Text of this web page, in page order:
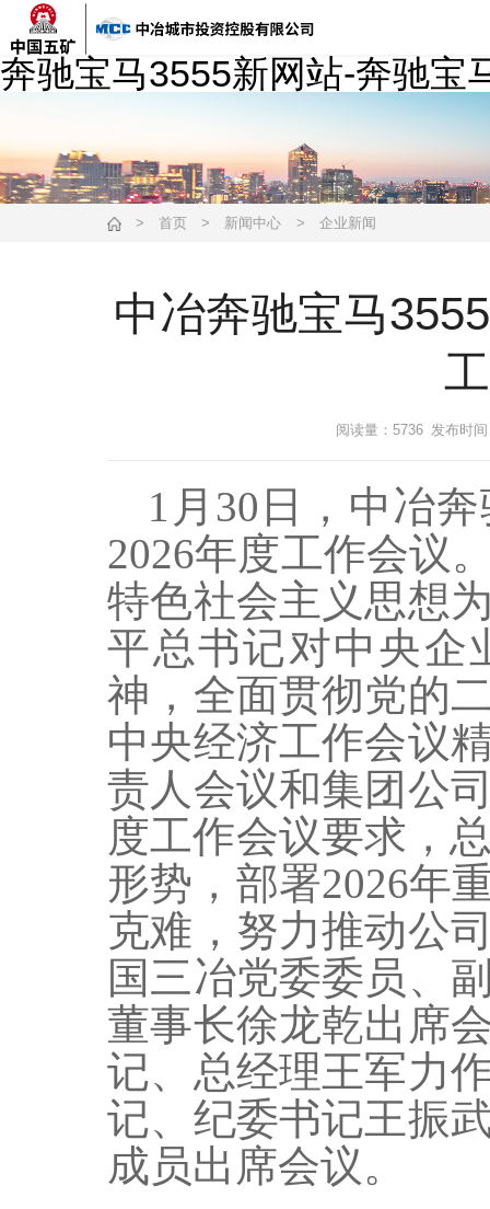
奔驰宝马3555新网站-奔驰宝
> 首页 > 新闻中心 > 企业新闻
中冶奔驰宝马
阅读量：5736 发布时
1月30日，中冶
2026年度工作会议
特色社会主义思想
平总书记对中央企
神，全面贯彻党的
中央经济工作会议
责人会议和集团公
度工作会议要求，
形势，部署2026年
克难，努力推动公
国三冶党委委员、
董事长徐龙乾出席
记、总经理王军力
记、纪委书记王振
成员出席会议。